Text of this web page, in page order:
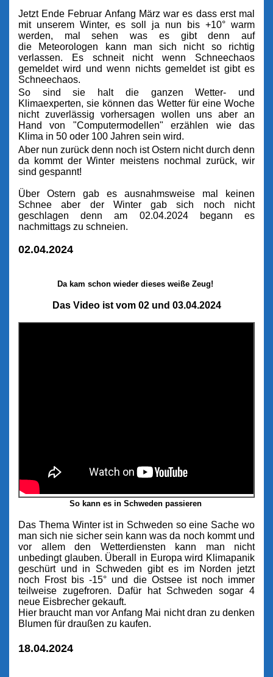
Jetzt Ende Februar Anfang März war es dass erst mal
mit unserem Winter, es soll ja nun bis +10° warm
werden, mal sehen was es gibt denn auf
die
Meteorologen kann man sich nicht so richtig
verlassen. Es schneit nicht wenn Schneechaos
gemeldet wird und wenn nichts gemeldet ist gibt es
Schneechaos.
So sind sie halt die ganzen Wetter- und
Klimaexperten, sie können das Wetter für eine Woche
nicht zuverlässig vorhersagen wollen uns aber an
Hand von "Computermodellen" erzählen wie das
Klima in 50 oder 100 Jahren sein wird.
Aber nun zurück denn noch ist Ostern nicht durch denn
da kommt der Winter meistens nochmal zurück, wir
sind gespannt!
Über Ostern gab es ausnahmsweise mal keinen
Schnee aber der Winter gab sich noch nicht
geschlagen denn am 02.04.2024 begann es
nachmittags zu schneien.
02.04.2024
Da kam schon wieder dieses weiße Zeug!
Das Video ist vom 02 und 03.04.2024
So kann es in Schweden passieren
Das Thema Winter ist in Schweden so eine Sache wo
man sich nie sicher sein kann was da noch kommt und
vor allem den Wetterdiensten kann man nicht
unbedingt glauben. Überall in Europa wird Klimapanik
geschürt und in Schweden gibt es im Norden jetzt
noch Frost bis -15° und die Ostsee ist noch immer
teilweise zugefroren. Dafür hat Schweden sogar 4
neue Eisbrecher gekauft.
Hier braucht man vor Anfang Mai nicht dran zu denken
Blumen für draußen zu kaufen.
18.04.2024